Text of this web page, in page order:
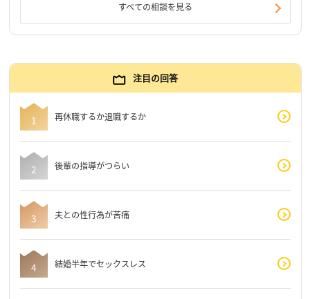
すべての相談を見る
注目の回答
再休職するか退職するか
後輩の指導がつらい
夫との性行為が苦痛
結婚半年でセックスレス